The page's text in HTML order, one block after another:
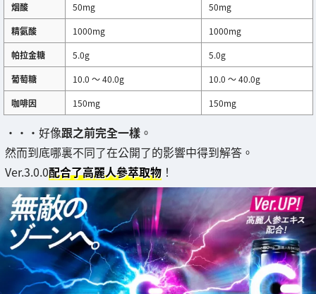
烟酸
50mg
50mg
精氨酸
1000mg
1000mg
帕拉金糖
5.0g
5.0g
葡萄糖
10.0 ～ 40.0g
10.0 ～ 40.0g
咖啡因
150mg 150mg
・・・好像跟之前完全一樣 。
然而到底哪裏不同了在公開了的影響中得到解答。
Ver.3.0.0配合了高麗人參萃取物 ！